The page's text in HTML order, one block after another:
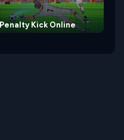
Penalty Kick Online